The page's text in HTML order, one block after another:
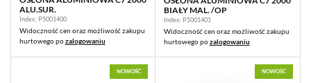
ALU.SUR.
Index: P5001400
Widoczność cen oraz możliwość zakupu
hurtowego pozalogowaniu
BIAŁY MAL. /OP
Index: P5001401
Widoczność cen oraz możliwość zakupu
hurtowego pozalogowaniu
NOWOŚĆ NOWOŚĆ